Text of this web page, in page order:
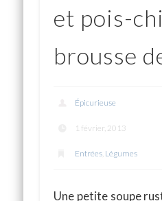
et pois-
brousse
Épicurieuse
1 février, 2013
Entrées, Légumes
Une petite soupe